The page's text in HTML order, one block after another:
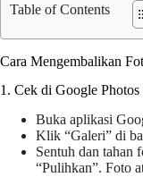
Table of Contents
Cara Mengembalikan
1. Cek di Google Photos
Buka aplikasi
Klik “Galeri” di
Sentuh dan
“Pulihkan”. Foto